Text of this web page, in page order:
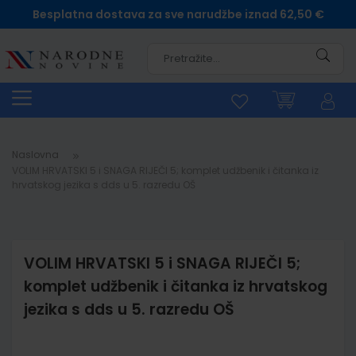
Besplatna dostava za sve narudžbe iznad 62,50 €
Naslovna
VOLIM HRVATSKI 5 i SNAGA RIJEČI 5;
komplet udžbenik i čitanka iz hrvatskog
jezika s dds u 5. razredu OŠ